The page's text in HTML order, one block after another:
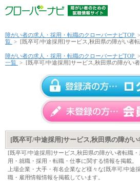
障がい者の求人・採用・転職のクローバーナビTOP >
覧 > [既卒可/中途採用]サービス,秋田県の障がい者
障がい者の求人・採用・転職のクローバーナビTOP >
一覧 > [既卒可/中途採用]サービス,秋田県の障がい
[既卒可/中途採用]サービス,秋田県の障が
[既卒可/中途採用]サービス,秋田県の障がい者転職
用・就職・採用・転職・仕事に関する情報を掲載。
上場企業・大手・有名企業など様々な[既卒可/中途
職・雇用情報情報を掲載しています。